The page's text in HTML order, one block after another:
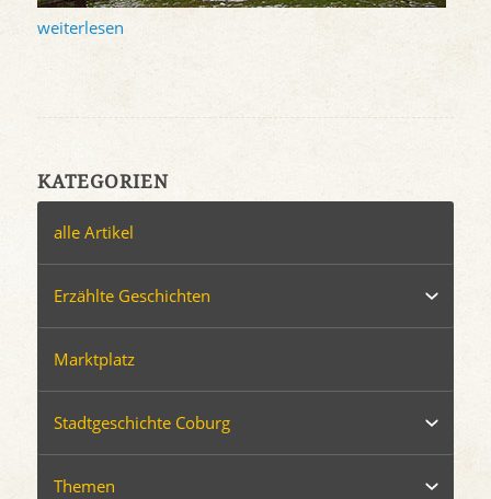
weiterlesen
KATEGORIEN
alle Artikel
Erzählte Geschichten
Marktplatz
Stadtgeschichte Coburg
Themen